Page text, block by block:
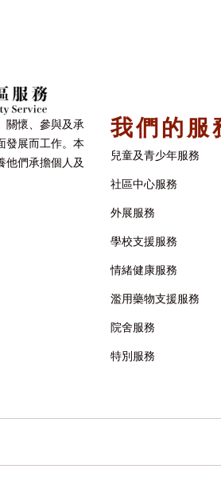
關懷、參與及承
發展而工作。本
他們承擔個人及
我們的服
兒童及青少年服務
社區中心服務
外展服務
學校支援服務
情緒健康服務
濫用藥物支援服務
院舍服務
特別服務